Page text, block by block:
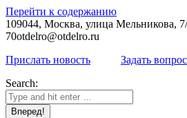
Перейти к содержанию
109044, Москва, улица Мельникова,
70otdelro@otdelro.ru
Прислать новость
Задать вопрос
Search: